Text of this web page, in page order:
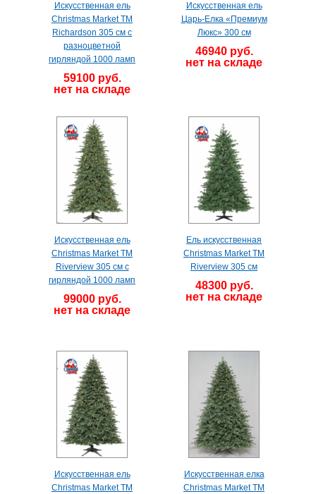
Искусственная ель
Christmas Market TM
Richardson 305 см с
разноцветной
гирляндой 1000 ламп
59100 руб.
нет на складе
Искусственная ель
Царь-Елка «Премиум
Люкс» 300 см
46940 руб.
нет на складе
Искусственная ель
Christmas Market TM
Riverview 305 см с
гирляндой 1000 ламп
99000 руб.
нет на складе
Ель искусственная
Christmas Market TM
Riverview 305 см
48300 руб.
нет на складе
Искусственная ель
Christmas Market TM
Искусственная елка
Christmas Market TM